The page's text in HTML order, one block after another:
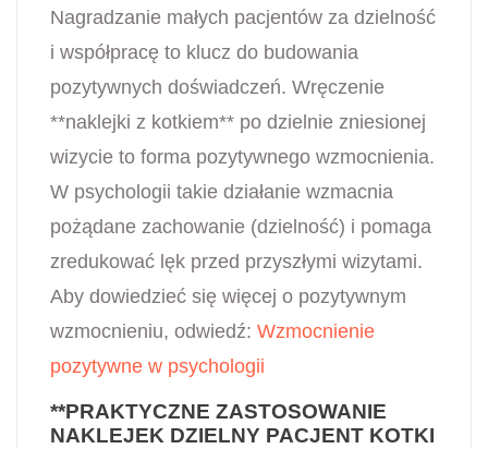
Nagradzanie małych pacjentów za dzielność
i współpracę to klucz do budowania
pozytywnych doświadczeń. Wręczenie
**naklejki z kotkiem** po dzielnie zniesionej
wizycie to forma pozytywnego wzmocnienia.
W psychologii takie działanie wzmacnia
pożądane zachowanie (dzielność) i pomaga
zredukować lęk przed przyszłymi wizytami.
Aby dowiedzieć się więcej o pozytywnym
wzmocnieniu, odwiedź: Wzmocnienie
pozytywne w psychologii
**PRAKTYCZNE ZASTOSOWANIE
NAKLEJEK DZIELNY PACJENT KOTKI